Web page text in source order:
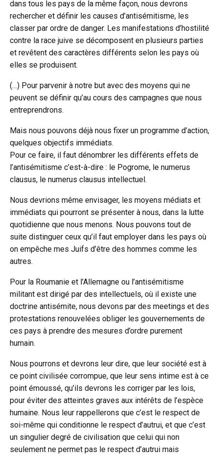
dans tous les pays de la même façon, nous devrons
rechercher et définir les causes d’antisémitisme, les
classer par ordre de danger. Les manifestations d’hostilité
contre la race juive se décomposent en plusieurs parties
et revêtent des caractères différents selon les pays où
elles se produisent.
(…) Pour parvenir à notre but avec des moyens qui ne
peuvent se définir qu’au cours des campagnes que nous
entreprendrons.
Mais nous pouvons déjà nous fixer un programme d’action,
quelques objectifs immédiats.
Pour ce faire, il faut dénombrer les différents effets de
l’antisémitisme c’est-à-dire : le Pogrome, le numerus
clausus, le numerus clausus intellectuel.
Nous devrions même envisager, les moyens médiats et
immédiats qui pourront se présenter à nous, dans la lutte
quotidienne que nous menons. Nous pouvons tout de
suite distinguer ceux qu’il faut employer dans les pays où
on empêche mes Juifs d’être des hommes comme les
autres.
Pour la Roumanie et l’Allemagne ou l’antisémitisme
militant est dirigé par des intellectuels, où il existe une
doctrine antisémite, nous devons par des meetings et des
protestations renouvelées obliger les gouvernements de
ces pays à prendre des mesures d’ordre purement
humain.
Nous pourrons et devrons leur dire, que leur société est à
ce point civilisée corrompue, que leur sens intime est à ce
point émoussé, qu’ils devrons les corriger par les lois,
pour éviter des atteintes graves aux intérêts de l’espèce
humaine. Nous leur rappellerons que c’est le respect de
soi-même qui conditionne le respect d’autrui, et que c’est
un singulier degré de civilisation que celui qui non
seulement ne permet pas le respect d’autrui mais